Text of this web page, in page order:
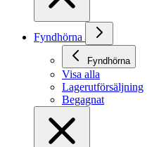
Fyndhörna
Fyndhörna
Visa alla
Lagerutförsäljning
Begagnat